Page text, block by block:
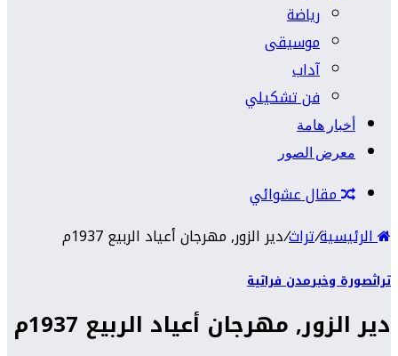
رياضة
موسيقى
آداب
فن تشكيلي
أخبار هامة
معرض الصور
مقال عشوائي
الرئيسية/تراث/دير الزور, مهرجان أعياد الربيع 1937م
تراثصورة وخبرمدن فراتية
دير الزور, مهرجان أعياد الربيع 1937م